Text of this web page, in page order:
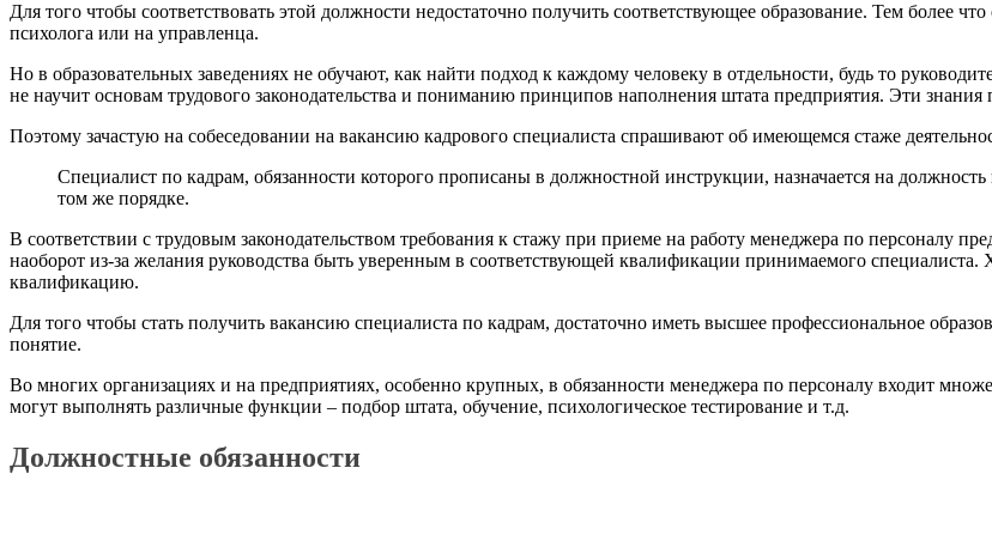
Для того чтобы соответствовать этой должности недостаточно получить соответствующее образование. Тем более
психолога или на управленца.
Но в образовательных заведениях не обучают, как найти подход к каждому человеку в отдельности, будь то
не научит основам трудового законодательства и пониманию принципов наполнения штата предприятия. Эти знания
Поэтому зачастую на собеседовании на вакансию кадрового специалиста спрашивают об имеющемся стаже
Специалист по кадрам, обязанности которого прописаны в должностной инструкции, назначается на
том же порядке.
В соответствии с трудовым законодательством требования к стажу при приеме на работу менеджера по персоналу
наоборот из-за желания руководства быть уверенным в соответствующей квалификации принимаемого
квалификацию.
Для того чтобы стать получить вакансию специалиста по кадрам, достаточно иметь высшее профессиональное
понятие.
Во многих организациях и на предприятиях, особенно крупных, в обязанности менеджера по персоналу входит
могут выполнять различные функции – подбор штата, обучение, психологическое тестирование и т.д.
Должностные обязанности